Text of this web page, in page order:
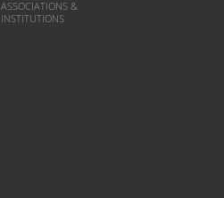
ASSOCIATIONS &
INSTITUTIONS